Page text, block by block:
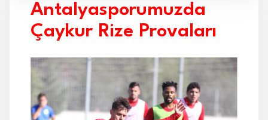
AKADEMİ
MARKALAR
TARAFTAR
BRANŞLAR
Antalyasporumuzda
Çaykur Rize Provaları